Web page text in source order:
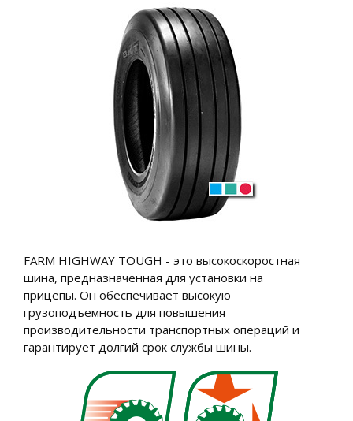
FARM HIGHWAY TOUGH - это высокоскоростная
шина, предназначенная для установки на
прицепы. Он обеспечивает высокую
грузоподъемность для повышения
производительности транспортных операций и
гарантирует долгий срок службы шины.